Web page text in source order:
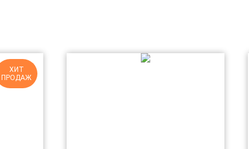
ХИТ
ПРОДАЖ